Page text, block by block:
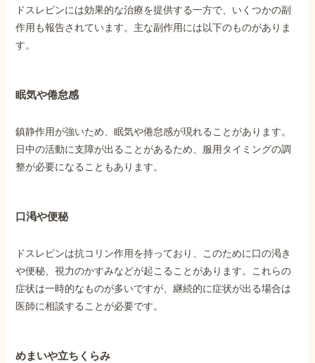
ドスレピンには効果的な治療を提供する一方で、いくつかの副
作用も報告されています。主な副作用には以下のものがありま
す。
眠気や倦怠感
鎮静作用が強いため、眠気や倦怠感が現れることがあります。
日中の活動に支障が出ることがあるため、服用タイミングの調
整が必要になることもあります。
口渇や便秘
ドスレピンは抗コリン作用を持っており、このために口の渇き
や便秘、視力のかすみなどが起こることがあります。これらの
症状は一時的なものが多いですが、継続的に症状が出る場合は
医師に相談することが必要です。
めまいや立ちくらみ